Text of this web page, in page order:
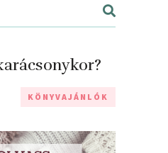
KÖNYVAJÁNLÓK